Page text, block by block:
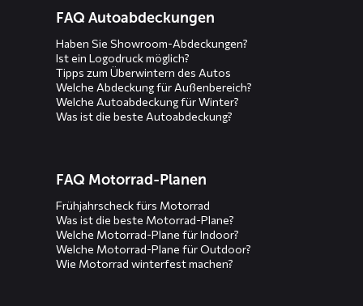
menusFAQ Autoabdeckungen
Haben Sie Showroom-Abdeckungen?
Ist ein Logodruck möglich?
Tipps zum Überwintern des Autos
Welche Abdeckung für Außenbereich?
Welche Autoabdeckung für Winter?
Was ist die beste Autoabdeckung?
FAQ Motorrad-Planen
Frühjahrscheck fürs Motorrad
Was ist die beste Motorrad-Plane?
Welche Motorrad-Plane für Indoor?
Welche Motorrad-Plane für Outdoor?
Wie Motorrad winterfest machen?